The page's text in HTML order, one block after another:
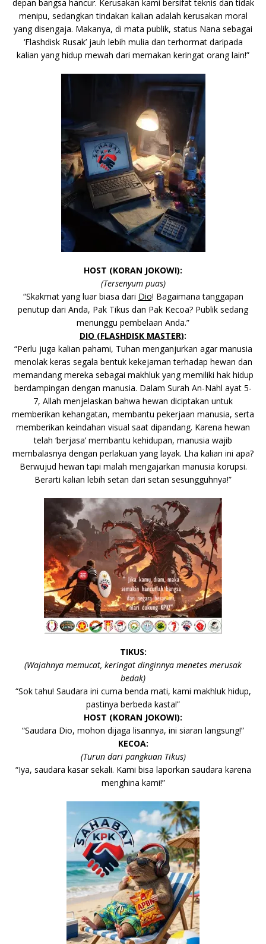
depan bangsa hancur. Kerusakan kami bersifat teknis dan tidak
menipu, sedangkan tindakan kalian adalah kerusakan moral
yang disengaja. Makanya, di mata publik, status Nana sebagai
‘Flashdisk Rusak’ jauh lebih mulia dan terhormat daripada
kalian yang hidup mewah dari memakan keringat orang lain!”
HOST (KORAN JOKOWI):
(Tersenyum puas)
“Skakmat yang luar biasa dari Dio! Bagaimana tanggapan
penutup dari Anda, Pak Tikus dan Pak Kecoa? Publik sedang
menunggu pembelaan Anda.”
DIO (FLASHDISK MASTER):
“Perlu juga kalian pahami, Tuhan menganjurkan agar manusia
menolak keras segala bentuk kekejaman terhadap hewan dan
memandang mereka sebagai makhluk yang memiliki hak hidup
berdampingan dengan manusia. Dalam Surah An-Nahl ayat 5-
7, Allah menjelaskan bahwa hewan diciptakan untuk
memberikan kehangatan, membantu pekerjaan manusia, serta
memberikan keindahan visual saat dipandang. Karena hewan
telah ‘berjasa’ membantu kehidupan, manusia wajib
membalasnya dengan perlakuan yang layak. Lha kalian ini apa?
Berwujud hewan tapi malah mengajarkan manusia korupsi.
Berarti kalian lebih setan dari setan sesungguhnya!”
TIKUS:
(Wajahnya memucat, keringat dinginnya menetes merusak
bedak)
“Sok tahu! Saudara ini cuma benda mati, kami makhluk hidup,
pastinya berbeda kasta!”
HOST (KORAN JOKOWI):
“Saudara Dio, mohon dijaga lisannya, ini siaran langsung!”
KECOA:
(Turun dari pangkuan Tikus)
“Iya, saudara kasar sekali. Kami bisa laporkan saudara karena
menghina kami!”